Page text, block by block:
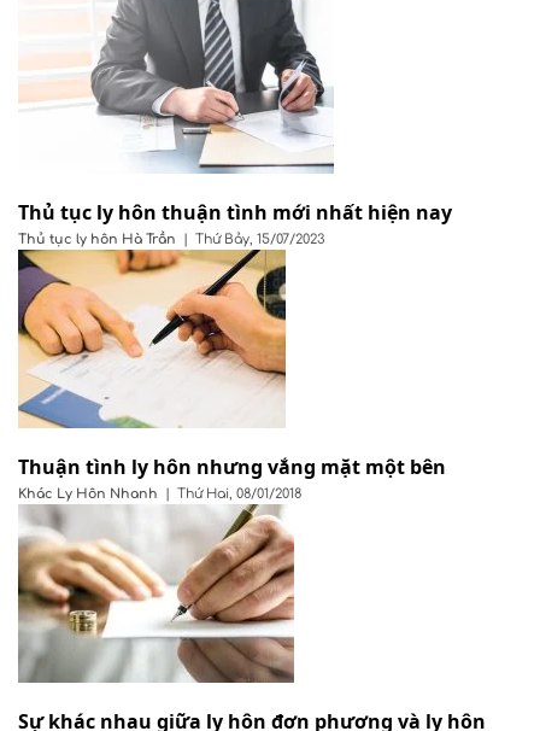
Thủ tục ly hôn thuận tình mới nhất hiện nay
Thủ tục ly hôn Hà Trần | Thứ Bảy, 15/07/2023
Thuận tình ly hôn nhưng vắng mặt một bên
Khác Ly Hôn Nhanh | Thứ Hai, 08/01/2018
Sự khác nhau giữa ly hôn đơn phương và ly hôn